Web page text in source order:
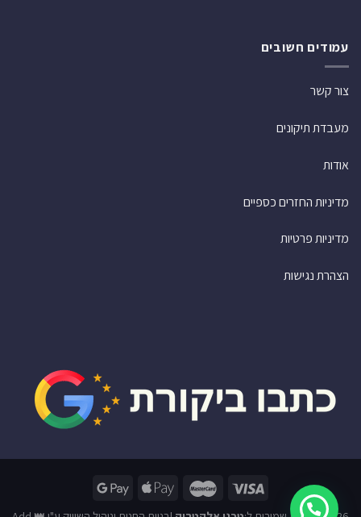
עמודים חשובים
צור קשר
מעבדת תיקונים
אודות
מדיניות החזרים כספיים
מדיניות פרטיות
הצהרת נגישות